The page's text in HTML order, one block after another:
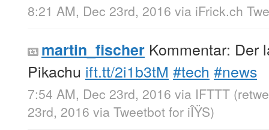
8:21 AM, Dec 23rd, 2016 via iFrick.ch
martin_fischer Kommentar: Der
Pikachu ift.tt/2i1b3tM #tech #news
7:54 AM, Dec 23rd, 2016 via IFTTT
23rd, 2016 via Tweetbot for iÎŸS)